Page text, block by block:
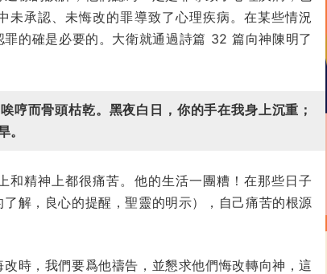
未承認、未悔改的罪導致了心理疾病。在某些情況
的確是必要的。大衛就通過詩篇 32 篇向神陳明了
哼而骨頭枯乾。黑夜白日，你的手在我身上沉重；
。
和精神上都很痛苦。他的生活一團糟！在那些日子
解，良心的提醒，聖靈的明示），自己痛苦的根源
時，我們要爲他禱告，並懇求他們悔改轉向神，這